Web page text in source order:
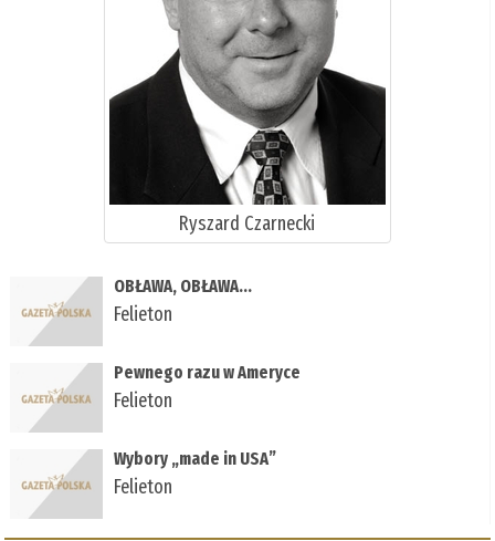
Ryszard Czarnecki
OBŁAWA, OBŁAWA...
Felieton
Pewnego razu w Ameryce
Felieton
Wybory „made in USA”
Felieton